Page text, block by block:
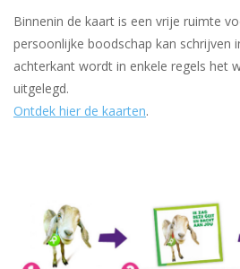
Binnenin de kaart is een vrije ruimte
persoonlijke boodschap kan schrijven
achterkant wordt in enkele regels het
uitgelegd.
Ontdek hier de kaarten.